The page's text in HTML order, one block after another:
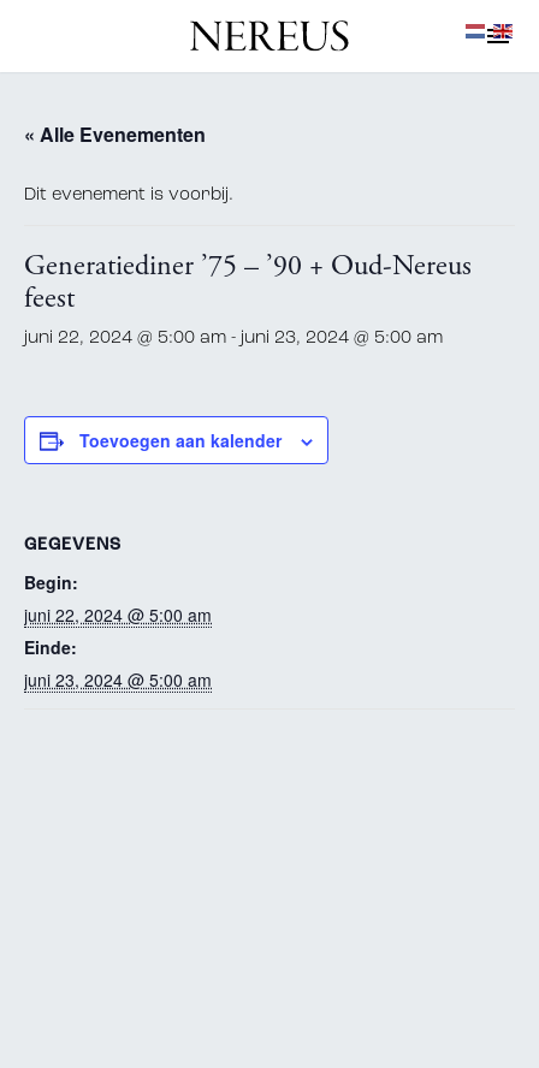
« Alle Evenementen
Dit evenement is voorbij.
Generatiediner ’75 – ’90 + Oud-Nereus
feest
juni 22, 2024 @ 5:00 am - juni 23, 2024 @ 5:00 am
Toevoegen aan kalender
GEGEVENS
Begin:
juni 22, 2024 @ 5:00 am
Einde:
juni 23, 2024 @ 5:00 am